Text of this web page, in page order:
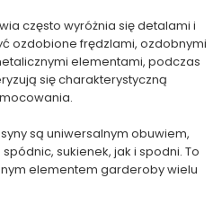
często wyróżnia się detalami i
ozdobione frędzlami, ozdobnymi
elementami, podczas
się charakterystyczną
są uniwersalnym obuwiem,
sukienek, jak i spodni. To
elementem garderoby wielu